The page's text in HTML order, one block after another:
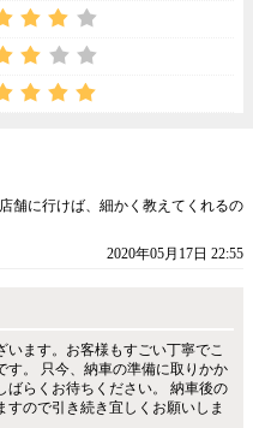
舗に行けば、細かく教えてくれるの
2020年05月17日 22:55
ます。お客様もすごい丁寧でこ
す。 只今、納車の準備に取りかか
ばらくお待ちください。 納車後の
ので引き続き宜しくお願いしま